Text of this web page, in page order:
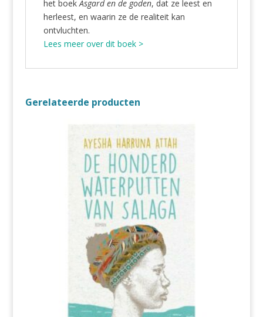
het boekAsgard en de goden, dat ze leest en
herleest, en waarin ze de realiteit kan
ontvluchten.
Lees meer over dit boek >
Gerelateerde producten